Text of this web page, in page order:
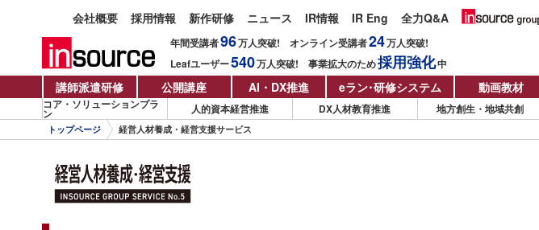
会社概要 採用情報 新作研修 ニュース IR情報 IR Eng 全力Q&A
年間受講者96万人突破! オンライン受講者24万人突破!
Leafユーザー540万人突破! 事業拡大のため採用強化中
講師派遣研修
公開講座 AI・DX推進 eラン・研修システム 動画教材
コア・ソリューションプラ
ン 人的資本経営推進 DX人材教育推進 地方創生・地域共創
トップページ 経営人材養成・経営支援サービス